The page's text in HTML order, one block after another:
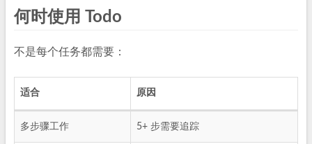
何时使用 Todo
不是每个任务都需要：
适合 原因
多步骤工作 5+ 步需要追踪